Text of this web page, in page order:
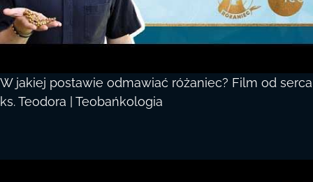
W jakiej postawie odmawiać różaniec? Film od serca
ks. Teodora | Teobańkologia